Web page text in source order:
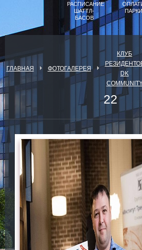
РАСПИСАНИЕ
ШАТТЛ-
БАСОВ
ГЛАВНАЯ ФОТОГАЛЕРЕЯ
КЛУБ
DK
22